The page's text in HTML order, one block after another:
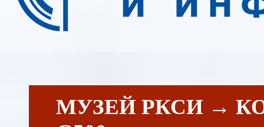
МУЗЕЙ РКСИ →